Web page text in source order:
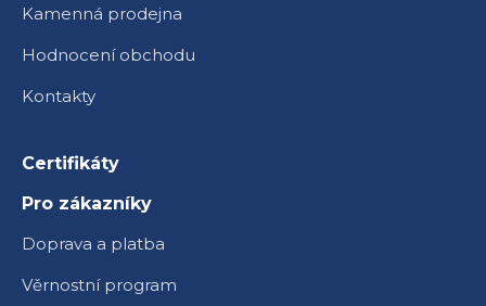
Kamenná prodejna
Hodnocení obchodu
Kontakty
Certifikáty
Pro zákazníky
Doprava a platba
Věrnostní program